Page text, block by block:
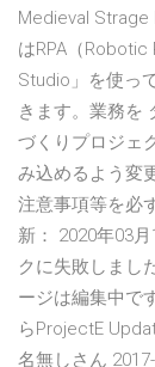
Medieval
はRPA（
Studio」を使っ
きます。業務を
づくりプロジェ
み込めるよう変
注意事項等を必
新： 2020年03
クに失敗しまし
ージは編集中で
らProjectE
名無しさん